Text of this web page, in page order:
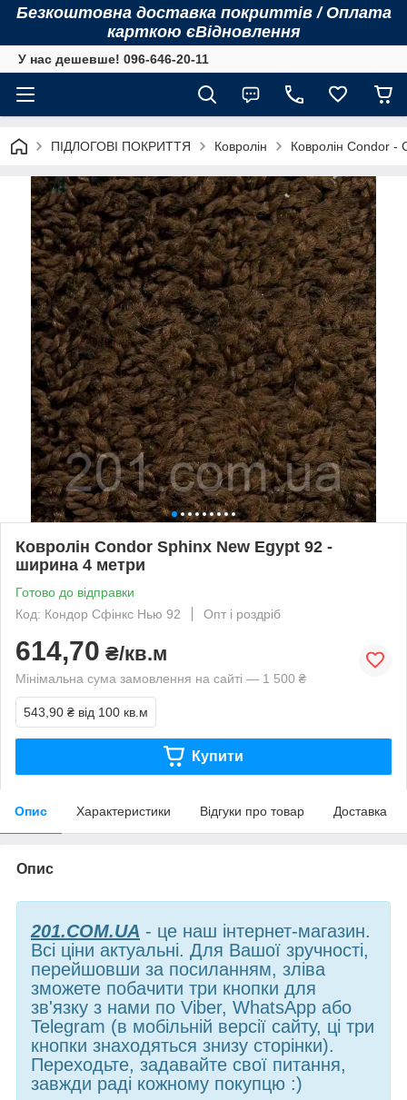
Безкоштовна доставка покриттів / Оплата
карткою єВідновлення
У нас дешевше! 096-646-20-11
ПІДЛОГОВІ ПОКРИТТЯ Ковролін Ковролін Condor -
Ковролін Condor Sphinx New Egypt 92 -
ширина 4 метри
Готово до відправки
Код: Кондор Сфінкс Нью 92
Опт і роздріб
614,70 ₴/кв.м
Мінімальна сума замовлення на сайті — 1 500 ₴
543,90 ₴ від 100 кв.м
Купити
Опис Характеристики Відгуки про товар Доставка
Опис
201.COM.UA - це наш інтернет-магазин.
Всі ціни актуальні. Для Вашої зручності,
перейшовши за посиланням, зліва
зможете побачити три кнопки для
зв'язку з нами по Viber, WhatsApp або
Telegram (в мобільній версії сайту, ці три
кнопки знаходяться знизу сторінки).
Переходьте, задавайте свої питання,
завжди раді кожному покупцю :)